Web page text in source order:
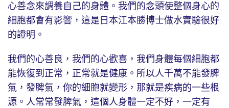
心善念來調養自己的身體。我們的念頭使整個身心的
細胞都會有影響，這是日本江本勝博士做水實驗很好
的證明。
我們的心善良，我們的心歡喜，我們身體每個細胞都
能恢復到正常，正常就是健康。所以人千萬不能發脾
氣，發脾氣，你的細胞就變形，那就是疾病的一些根
源。人常常發脾氣，這個人身體一定不好，一定有